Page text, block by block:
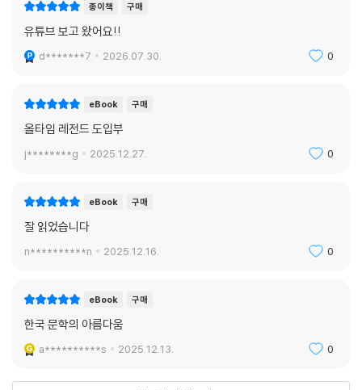
종이책 구매
유튜브 보고 왔어요!!
d*******7 2026.07.30. 0
eBook 구매
올타임 레전드 도입부
j********g 2025.12.27. 0
eBook 구매
잘 읽었습니다
n**********n 2025.12.16. 0
eBook 구매
한국 문학의 아름다움
a**********s 2025.12.13. 0